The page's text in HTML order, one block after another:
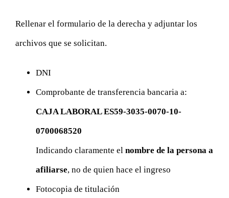
Rellenar el formulario de la derecha y adjuntar los
archivos que se solicitan.
DNI
Comprobante de transferencia bancaria a:
CAJA LABORAL ES59-3035-0070-10-
0700068520
Indicando claramente el nombre de la persona a
afiliarse, no de quien hace el ingreso
Fotocopia de titulación